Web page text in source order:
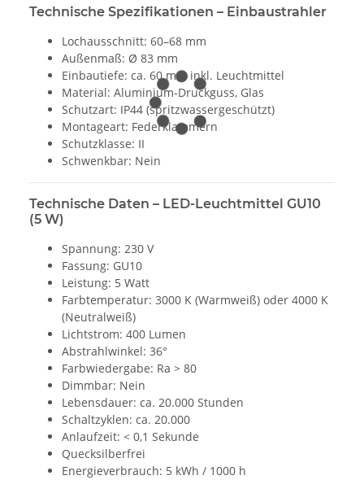
Technische Spezifikationen – Einbaustrahler
Lochausschnitt: 60–68 mm
Außenmaß: Ø 83 mm
Einbautiefe: ca. 60 mm inkl. Leuchtmittel
Material: Aluminium-Druckguss, Glas
Schutzart: IP44 (spritzwassergeschützt)
Montageart: Federklammern
Schutzklasse: II
Schwenkbar: Nein
Technische Daten – LED-Leuchtmittel GU10
(5 W)
Spannung: 230 V
Fassung: GU10
Leistung: 5 Watt
Farbtemperatur: 3000 K (Warmweiß) oder 4000 K
(Neutralweiß)
Lichtstrom: 400 Lumen
Abstrahlwinkel: 36°
Farbwiedergabe: Ra > 80
Dimmbar: Nein
Lebensdauer: ca. 20.000 Stunden
Schaltzyklen: ca. 20.000
Anlaufzeit: < 0,1 Sekunde
Quecksilberfrei
Energieverbrauch: 5 kWh / 1000 h